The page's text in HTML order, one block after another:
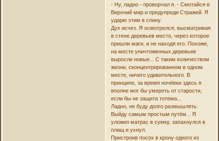
- Ну, ладно - проворчал я. - Смотайся в
Верхний мир и предупреди Стражей. Я
ударю этим в спину.
Дух исчез. Я осмотрелся, высматривая
в стене деревьев место, через которое
пришли маги, и не находя его. Похоже,
на месте уничтоженных деревьев
выросли новые... С таким количеством
жизни, сконцентрированном в одном
месте, ничего удивительного. В
принципе, за время ночёвки здесь я
вполне мог бы умереть от старости,
если бы не защита тотема...
Ладно, не буду долго размышлять.
Выйду самым простым путём... Я
уложил матрас в сумку, запахнулся в
плащ и ухнул.
Пристроив посох в крону одного из